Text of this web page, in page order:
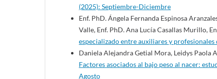
(2025): Septiembre-Diciembre
Enf. PhD. Ángela Fernanda Espinosa
Valle, Enf. PhD. Ana Lucía Casallas Murillo,
especializado entre auxiliares y
Daniela Alejandra Getial Mora, Leidys Paola
Factores asociados al bajo peso al nacer:
Agosto